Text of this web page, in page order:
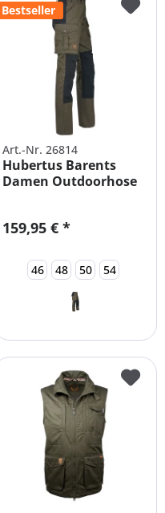
Bestseller
Art.-Nr. 26814
Hubertus Barents
Damen Outdoorhose
159,95 € *
46 48 50 54